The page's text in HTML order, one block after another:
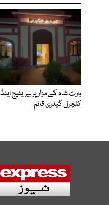
وارث شاہ کے مزار پر ہیریٹیج اینڈ
کلچرل گیلری قائم